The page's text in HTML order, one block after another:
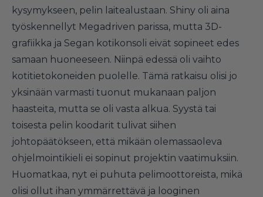
kysymykseen, pelin laitealustaan. Shiny oli aina
työskennellyt Megadriven parissa, mutta 3D-
grafiikka ja Segan kotikonsoli eivät sopineet edes
samaan huoneeseen. Niinpä edessä oli vaihto
kotitietokoneiden puolelle. Tämä ratkaisu olisi jo
yksinään varmasti tuonut mukanaan paljon
haasteita, mutta se oli vasta alkua. Syystä tai
toisesta pelin koodarit tulivat siihen
johtopäätökseen, että mikään olemassaoleva
ohjelmointikieli ei sopinut projektin vaatimuksiin.
Huomatkaa, nyt ei puhuta pelimoottoreista, mikä
olisi ollut ihan ymmärrettävä ja looginen